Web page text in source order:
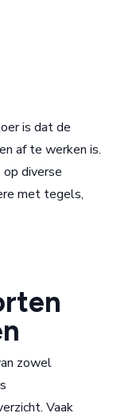
is dat de
af te werken is.
diverse
met tegels,
zowel
Vaak